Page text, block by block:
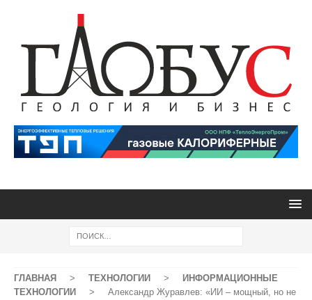
ГЛАВНАЯ > ТЕХНОЛОГИИ >
ИНФОРМАЦИОННЫЕ
ТЕХНОЛОГИИ
>
Александр Журавлев: «ИИ – мощный, но не